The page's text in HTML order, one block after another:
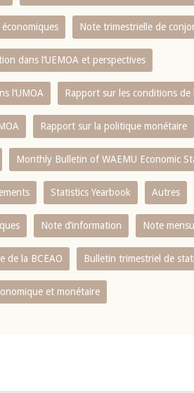
Note trimestrielle de
dans l‘UEMOA et perspectives
l‘UMOA Rapport sur les conditions de
Rapport sur la politique monétaire
Monthly Bulletin of WAEMU Economic
Statistics Yearbook Autres
Note d’information Note
de la BCEAO Bulletin trimestriel de
et monétaire